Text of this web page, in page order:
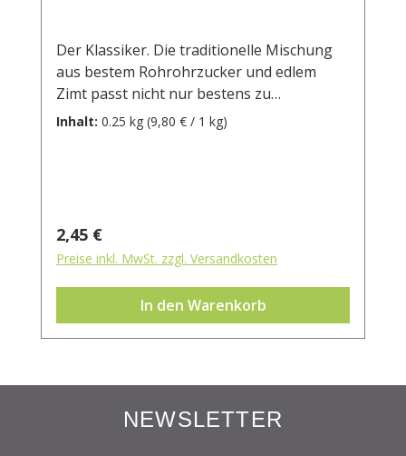
Der Klassiker. Die traditionelle Mischung
aus bestem Rohrohrzucker und edlem
Zimt passt nicht nur bestens zu
Mehlspeisen aller Art. Ihrer Phantasie sind
Fettsäuren 0 g Kohlenhydrate 97 g davon:
- Zucker 96 g Ballaststoffe 0 g Eiweiß 0 g
Salz 0 g
Inhalt: 0.25 kg (9,80 € / 1 kg)
Regulärer Preis:
2,45 €
Preise inkl. MwSt. zzgl. Versandkosten
In den Warenkorb
NEWSLETTER